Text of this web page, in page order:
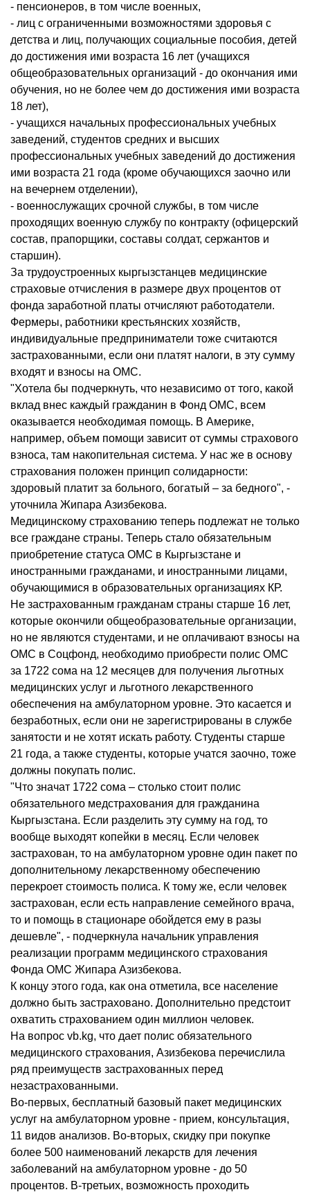
- пенсионеров, в том числе военных,
- лиц с ограниченными возможностями здоровья с
детства и лиц, получающих социальные пособия, детей
до достижения ими возраста 16 лет (учащихся
общеобразовательных организаций - до окончания ими
обучения, но не более чем до достижения ими возраста
18 лет),
- учащихся начальных профессиональных учебных
заведений, студентов средних и высших
профессиональных учебных заведений до достижения
ими возраста 21 года (кроме обучающихся заочно или
на вечернем отделении),
- военнослужащих срочной службы, в том числе
проходящих военную службу по контракту (офицерский
состав, прапорщики, составы солдат, сержантов и
старшин).
За трудоустроенных кыргызстанцев медицинские
страховые отчисления в размере двух процентов от
фонда заработной платы отчисляют работодатели.
Фермеры, работники крестьянских хозяйств,
индивидуальные предприниматели тоже считаются
застрахованными, если они платят налоги, в эту сумму
входят и взносы на ОМС.
"Хотела бы подчеркнуть, что независимо от того, какой
вклад внес каждый гражданин в Фонд ОМС, всем
оказывается необходимая помощь. В Америке,
например, объем помощи зависит от суммы страхового
взноса, там накопительная система. У нас же в основу
страхования положен принцип солидарности:
здоровый платит за больного, богатый – за бедного", -
уточнила Жипара Азизбекова.
Медицинскому страхованию теперь подлежат не только
все граждане страны. Теперь стало обязательным
приобретение статуса ОМС в Кыргызстане и
иностранными гражданами, и иностранными лицами,
обучающимися в образовательных организациях КР.
Не застрахованным гражданам страны старше 16 лет,
которые окончили общеобразовательные организации,
но не являются студентами, и не оплачивают взносы на
ОМС в Соцфонд, необходимо приобрести полис ОМС
за 1722 сома на 12 месяцев для получения льготных
медицинских услуг и льготного лекарственного
обеспечения на амбулаторном уровне. Это касается и
безработных, если они не зарегистрированы в службе
занятости и не хотят искать работу. Студенты старше
21 года, а также студенты, которые учатся заочно, тоже
должны покупать полис.
"Что значат 1722 сома – столько стоит полис
обязательного медстрахования для гражданина
Кыргызстана. Если разделить эту сумму на год, то
вообще выходят копейки в месяц. Если человек
застрахован, то на амбулаторном уровне один пакет по
дополнительному лекарственному обеспечению
перекроет стоимость полиса. К тому же, если человек
застрахован, если есть направление семейного врача,
то и помощь в стационаре обойдется ему в разы
дешевле", - подчеркнула начальник управления
реализации программ медицинского страхования
Фонда ОМС Жипара Азизбекова.
К концу этого года, как она отметила, все население
должно быть застраховано. Дополнительно предстоит
охватить страхованием один миллион человек.
На вопрос vb.kg, что дает полис обязательного
медицинского страхования, Азизбекова перечислила
ряд преимуществ застрахованных перед
незастрахованными.
Во-первых, бесплатный базовый пакет медицинских
услуг на амбулаторном уровне - прием, консультация,
11 видов анализов. Во-вторых, скидку при покупке
более 500 наименований лекарств для лечения
заболеваний на амбулаторном уровне - до 50
процентов. В-третьих, возможность проходить